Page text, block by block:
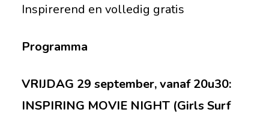
Inspirerend en volledig gratis
Programma
VRIJDAG 29 september, vanaf 20u30:
INSPIRING MOVIE NIGHT (Girls Surf